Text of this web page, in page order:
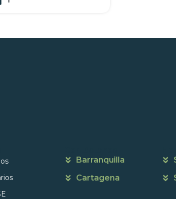
Barranquilla
Cartagena